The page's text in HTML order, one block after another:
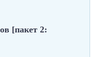
[пакет 2: